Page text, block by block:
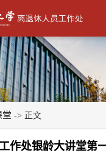
堂 -> 正文
作处银龄大讲堂第